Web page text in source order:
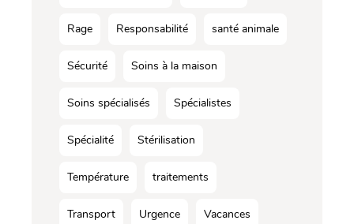
Rage Responsabilité santé animale
Sécurité Soins à la maison
Soins spécialisés Spécialistes
Spécialité Stérilisation
Température traitements
Transport Urgence Vacances